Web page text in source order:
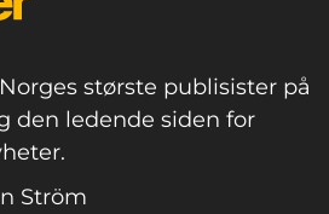
største publisister på
den ledende siden for
Ström